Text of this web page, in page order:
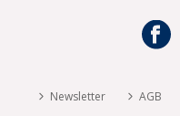
Newsletter AGB